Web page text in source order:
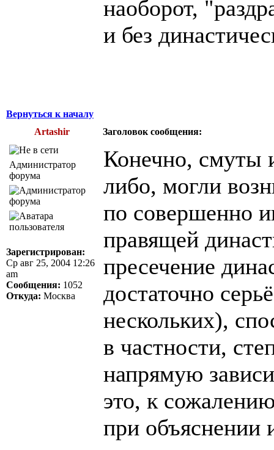
наоборот,
и без
Вернуться к началу
Artashir
Заголовок сообщения:
Администратор
форума
Зарегистрирован:
Ср авг 25, 2004 12:26
am
Сообщения: 1052
Откуда: Москва
Конечно, смуты
либо, могли
по совершенно
правящей
пресечение
достаточно
нескольких),
в частности,
напрямую
это, к
при объяснении